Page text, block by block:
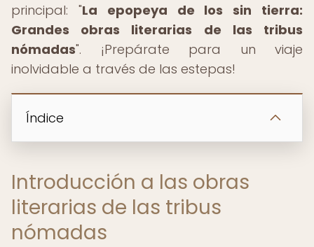
principal: "La epopeya de los sin tierra:
Grandes obras literarias de las tribus
nómadas". ¡Prepárate para un viaje
inolvidable a través de las estepas!
Índice
Introducción a las obras
literarias de las tribus
nómadas